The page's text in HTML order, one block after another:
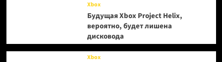
Xbox
Будущая Xbox Project Helix,
вероятно, будет лишена
дисковода
Xbox